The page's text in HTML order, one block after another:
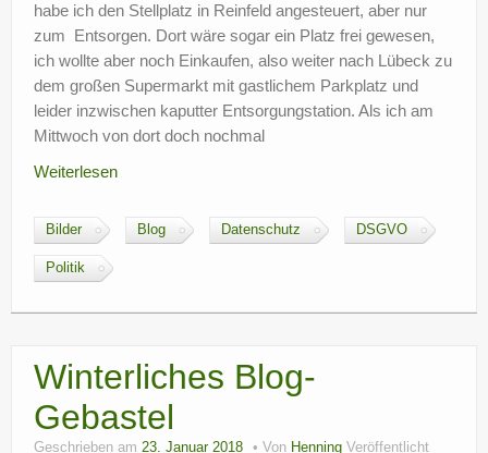
habe ich den Stellplatz in Reinfeld angesteuert, aber nur
zum Entsorgen. Dort wäre sogar ein Platz frei gewesen,
ich wollte aber noch Einkaufen, also weiter nach Lübeck zu
dem großen Supermarkt mit gastlichem Parkplatz und
leider inzwischen kaputter Entsorgungstation. Als ich am
Mittwoch von dort doch nochmal
Weiterlesen
Bilder Blog Datenschutz DSGVO
Politik
Winterliches Blog-
Gebastel
Geschrieben am 23. Januar 2018 Von Henning Veröffentlicht